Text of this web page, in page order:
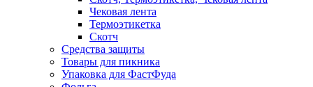
Чековая лента
Термоэтикетка
Скотч
Средства защиты
Товары для пикника
Упаковка для ФастФуда